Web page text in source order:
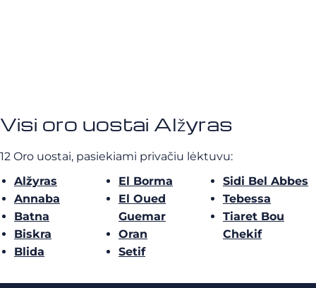
Visi oro uostai Alžyras
12 Oro uostai, pasiekiami privačiu lėktuvu:
Alžyras
Annaba
Batna
Biskra
Blida
El Borma
El Oued
Guemar
Oran
Setif
Sidi Bel Abbes
Tebessa
Tiaret Bou
Chekif